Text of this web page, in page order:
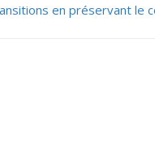
en préservant le